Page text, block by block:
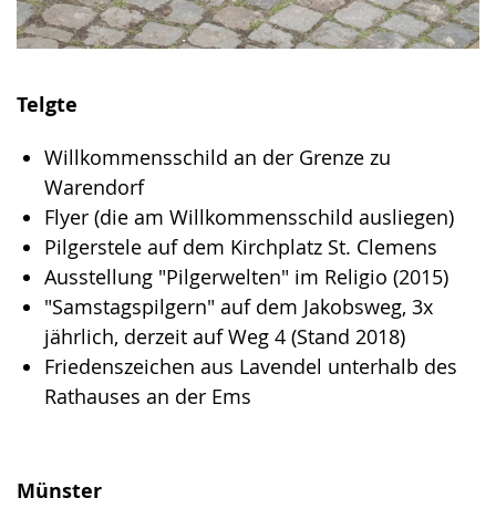
Telgte
Willkommensschild an der Grenze zu
Warendorf
Flyer (die am Willkommensschild ausliegen)
Pilgerstele auf dem Kirchplatz St. Clemens
Ausstellung "Pilgerwelten" im Religio (2015)
"Samstagspilgern" auf dem Jakobsweg, 3x
jährlich, derzeit auf Weg 4 (Stand 2018)
Friedenszeichen aus Lavendel unterhalb des
Rathauses an der Ems
Münster